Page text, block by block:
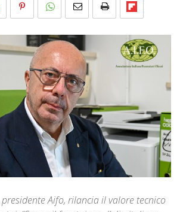
Aifo, rilancia il valore tecnico